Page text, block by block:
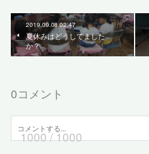
2019.09.08 02:47
夏休みはどうしてました
か？
0コメント
1000/ 1000